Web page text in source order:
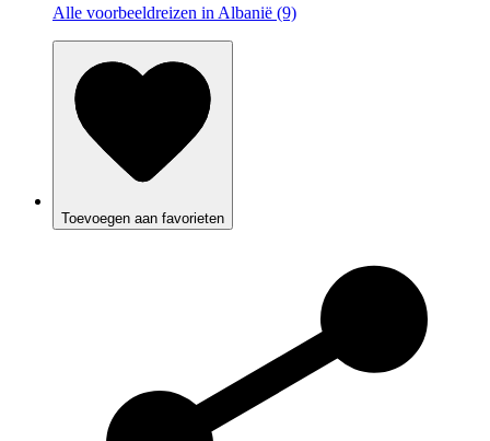
Alle voorbeeldreizen in Albanië (9)
Toevoegen aan favorieten